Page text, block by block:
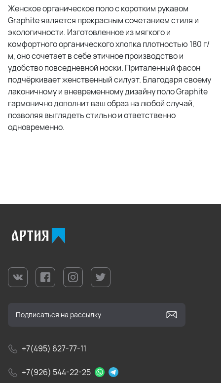
Женское органическое поло с коротким рукавом
Graphite является прекрасным сочетанием стиля и
экологичности. Изготовленное из мягкого и
комфортного органического хлопка плотностью 180 г/
м, оно сочетает в себе этичное производство и
удобство повседневной носки. Приталенный фасон
подчёркивает женственный силуэт. Благодаря своему
лаконичному и вневременному дизайну поло Graphite
гармонично дополнит ваш образ на любой случай,
позволяя выглядеть стильно и ответственно
одновременно.
+7(495) 627-77-11
+7(926) 544-22-25